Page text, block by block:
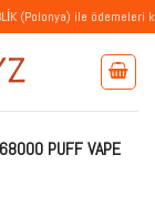
ile ödemeleri kabul
68000 PUFF VAPE